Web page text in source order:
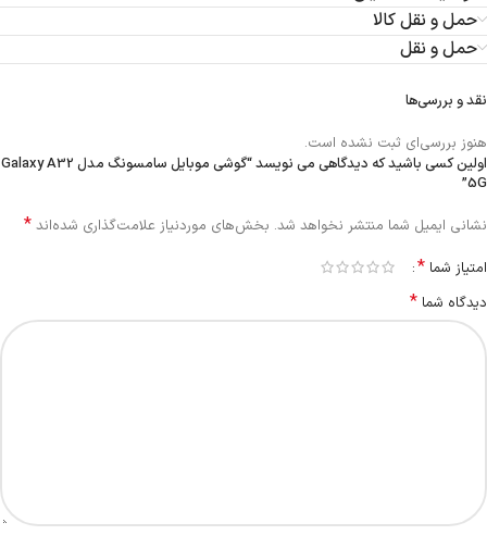
حمل و نقل کالا
حمل و نقل
نقد و بررسی‌ها
هنوز بررسی‌ای ثبت نشده است.
اولین کسی باشید که دیدگاهی می نویسد “گوشی موبایل سامسونگ مدل Galaxy A32
5G”
نشانی ایمیل شما منتشر نخواهد شد. بخش‌های موردنیاز علامت‌گذاری شده‌اند *
امتیاز شما *
دیدگاه شما *